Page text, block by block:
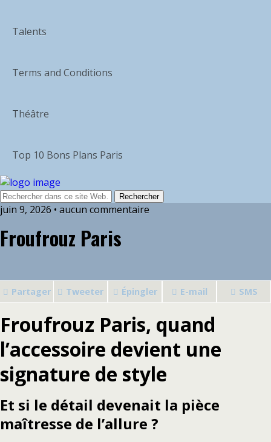
Talents
Terms and Conditions
Théâtre
Top 10 Bons Plans Paris
juin 9, 2026 • aucun commentaire
Froufrouz Paris
Partager Tweeter Épingler E-mail SMS
Froufrouz Paris, quand
l’accessoire devient une
signature de style
Et si le détail devenait la pièce
maîtresse de l’allure ?